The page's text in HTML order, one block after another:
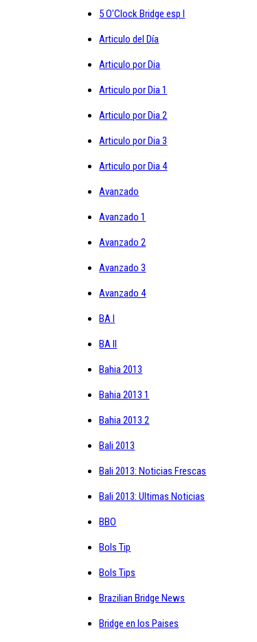
5 O'Clock Bridge esp I
Articulo del Día
Articulo por Dia
Articulo por Dia 1
Articulo por Dia 2
Articulo por Dia 3
Articulo por Dia 4
Avanzado
Avanzado 1
Avanzado 2
Avanzado 3
Avanzado 4
BA I
BA II
Bahia 2013
Bahia 2013 1
Bahia 2013 2
Bali 2013
Bali 2013: Noticias Frescas
Bali 2013: Ultimas Noticias
BBO
Bols Tip
Bols Tips
Brazilian Bridge News
Bridge en los Paises